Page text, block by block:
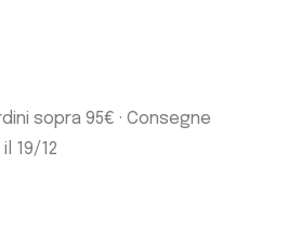
sopra 95€ · Consegne
19/12